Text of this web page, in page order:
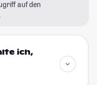
auf den
ich,